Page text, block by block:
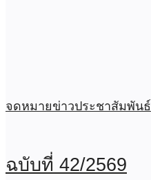
จดหมายข่าวประชาสัมพันธ์
ฉบับที่ 42/2569